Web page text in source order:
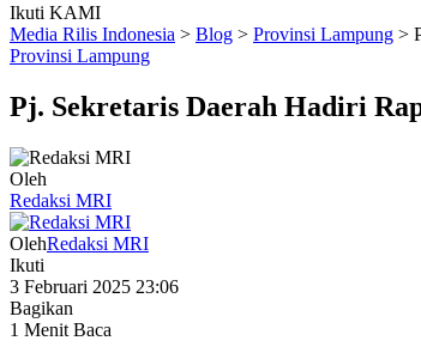
Ikuti KAMI
Media Rilis Indonesia > Blog > Provinsi Lampung >
Provinsi Lampung
Pj. Sekretaris Daerah Hadiri
Oleh
Redaksi MRI
OlehRedaksi MRI
Ikuti
3 Februari 2025 23:06
Bagikan
1 Menit Baca